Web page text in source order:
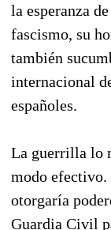
la esperanza
fascismo, su
también
internacional
españoles.
La guerrilla lo
modo efectivo.
otorgaría
Guardia Civil